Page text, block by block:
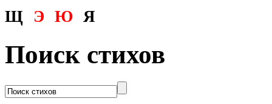
Щ
Э Ю Я
Поиск стихов